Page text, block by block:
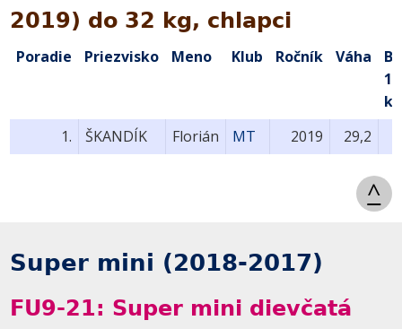
2019) do 32 kg, chlapci
Poradie Priezvisko Meno Klub Ročník Váha
1.
1.
ŠKANDÍK Florián MT 2019 29,2
^
Super mini (2018-2017)
FU9-21: Super mini dievčatá